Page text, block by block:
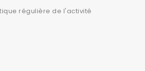
régulière de l'activité